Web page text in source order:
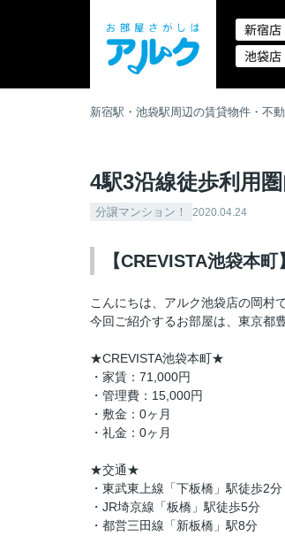
新宿店
池袋店
新宿駅・池袋駅周辺の賃貸物件・不
4駅3沿線徒歩利用圏
分譲マンション！ 2020.04.24
【CREVISTA池袋本
こんにちは、アルク池袋店の岡村
今回ご紹介するお部屋は、東京都
★CREVISTA池袋本町★
・家賃：71,000円
・管理費：15,000円
・敷金：0ヶ月
・礼金：0ヶ月
★交通★
・東武東上線「下板橋」駅徒歩2分
・JR埼京線「板橋」駅徒歩5分
・都営三田線「新板橋」駅8分